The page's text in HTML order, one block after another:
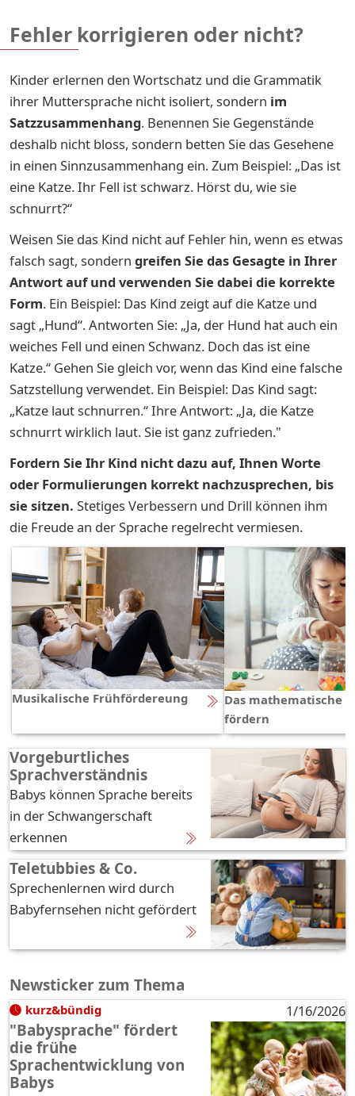
Fehler korrigieren oder nicht?
Kinder erlernen den Wortschatz und die Grammatik
ihrer Muttersprache nicht isoliert, sondern im
Satzzusammenhang. Benennen Sie Gegenstände
deshalb nicht bloss, sondern betten Sie das Gesehene
in einen Sinnzusammenhang ein. Zum Beispiel: „Das ist
eine Katze. Ihr Fell ist schwarz. Hörst du, wie sie
schnurrt?“
Weisen Sie das Kind nicht auf Fehler hin, wenn es etwas
falsch sagt, sondern greifen Sie das Gesagte in Ihrer
Antwort auf und verwenden Sie dabei die korrekte
Form. Ein Beispiel: Das Kind zeigt auf die Katze und
sagt „Hund“. Antworten Sie: „Ja, der Hund hat auch ein
weiches Fell und einen Schwanz. Doch das ist eine
Katze.“ Gehen Sie gleich vor, wenn das Kind eine falsche
Satzstellung verwendet. Ein Beispiel: Das Kind sagt:
„Katze laut schnurren.“ Ihre Antwort: „Ja, die Katze
schnurrt wirklich laut. Sie ist ganz zufrieden."
Fordern Sie Ihr Kind nicht dazu auf, Ihnen Worte
oder Formulierungen korrekt nachzusprechen, bis
sie sitzen. Stetiges Verbessern und Drill können ihm
die Freude an der Sprache regelrecht vermiesen.
Musikalische Frühfördereung
Das mathematische
fördern
Vorgeburtliches
Sprachverständnis
Babys können Sprache bereits
in der Schwangerschaft
erkennen
Teletubbies & Co.
Sprechenlernen wird durch
Babyfernsehen nicht gefördert
Newsticker zum Thema
kurz&bündig 1/16/2026
"Babysprache" fördert
die frühe
Sprachentwicklung von
Babys